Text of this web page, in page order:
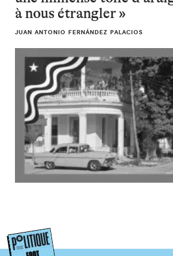
à nous étrangler »
JUAN ANTONIO FERNÁNDEZ PALACIOS